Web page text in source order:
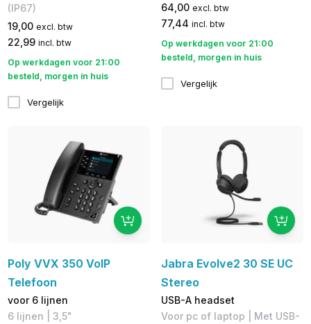
(IP67)
19,00 excl. btw
22,99 incl. btw
Op werkdagen voor 21:00
besteld, morgen in huis
Vergelijk
64,00 excl. btw
77,44 incl. btw
Op werkdagen voor 21:00
besteld, morgen in huis
Vergelijk
Poly VVX 350 VoIP
Telefoon
voor 6 lijnen
6 lijnen | 3,5"
Jabra Evolve2 30 SE UC
Stereo
USB-A headset
Voor pc of laptop | Met USB-